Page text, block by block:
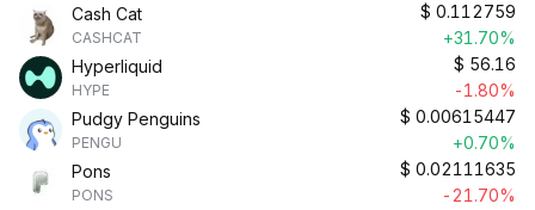
Cash Cat
CASHCAT
$ 0.112759
+31.70%
Hyperliquid
HYPE
$ 56.16
-1.80%
Pudgy Penguins
PENGU
$ 0.00615447
+0.70%
Pons
PONS
$ 0.02111635
-21.70%